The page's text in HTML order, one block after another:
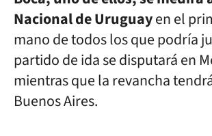
Nacional de Uruguayen el
mano de todos los que podría
partido de ida se disputará en
mientras que la revancha
Buenos Aires.